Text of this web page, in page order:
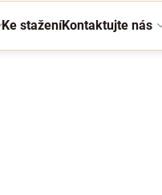
Ke staženíKontaktujte nás